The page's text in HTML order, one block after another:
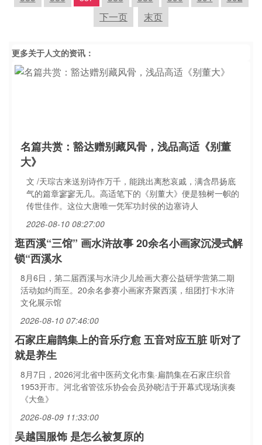
下一页
末页
更多关于人文的资讯：
名篇共赏：豁达赠别藏风骨，浅品高适《别董
大》
文 /天琮古来送别诗作万千，能跳出离愁哀戚，满含昂扬底
气的篇章寥寥无几。高适笔下的《别董大》便是独树一帜的
传世佳作。这位大唐唯一凭军功封侯的边塞诗人
2026-08-10 08:27:00
逛西溪“三馆” 画水浒故事 20余名小画家沉浸式解
锁“西溪水
8月6日，第二届西溪与水浒少儿绘画大赛公益研学营第二期
活动如约而至。20余名参赛小画家齐聚西溪，组团打卡水浒
文化展示馆
2026-08-10 07:46:00
石家庄扁鹊集上的音乐疗愈 五音对应五脏 听对了
就是养生
8月7日，2026河北省中医药文化市集·扁鹊集在石家庄织音
1953开市。河北省管弦乐协会会员孙晓洁于开幕式现场演奏
《大鱼》
2026-08-09 11:33:00
吴越国服饰 是怎么被复原的